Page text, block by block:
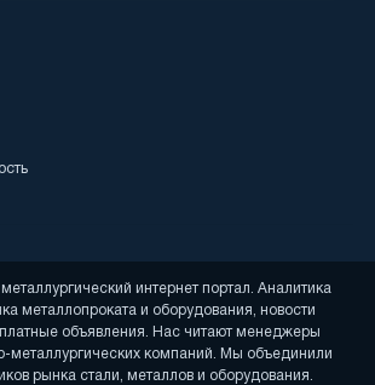
интернет портал. Аналитика
металлопроката и оборудования, новости
объявления. Нас читают менеджеры
металлургических компаний. Мы объединили
рынка стали, металлов и оборудования.